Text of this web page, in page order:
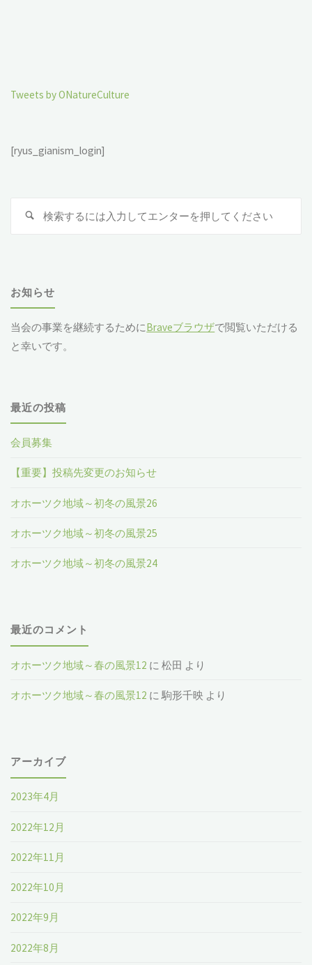
Tweets by ONatureCulture
[ryus_gianism_login]
お知らせ
当会の事業を継続するためにBraveブラウザで閲覧いただける
と幸いです。
最近の投稿
会員募集
【重要】投稿先変更のお知らせ
オホーツク地域～初冬の風景26
オホーツク地域～初冬の風景25
オホーツク地域～初冬の風景24
最近のコメント
オホーツク地域～春の風景12 に松田 より
オホーツク地域～春の風景12 に駒形千映 より
アーカイブ
2023年4月
2022年12月
2022年11月
2022年10月
2022年9月
2022年8月